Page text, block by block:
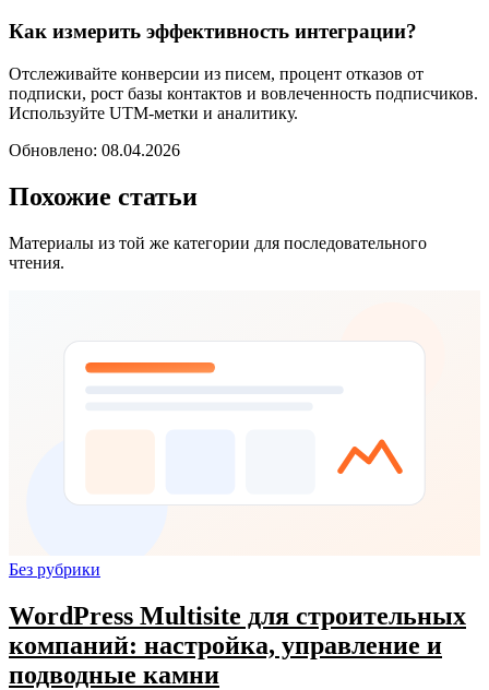
Как измерить эффективность интеграции?
Отслеживайте конверсии из писем, процент отказов от
подписки, рост базы контактов и вовлеченность подписчиков.
Используйте UTM-метки и аналитику.
Обновлено: 08.04.2026
Похожие статьи
Материалы из той же категории для последовательного
чтения.
Без рубрики
WordPress Multisite для строительных
компаний: настройка, управление и
подводные камни